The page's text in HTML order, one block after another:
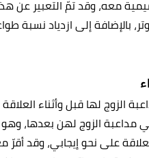
معه، وقد تمّ التعبير عن هذه
بالإضافة إلى ازدياد نسبة
لها قبل وأثناء
مداعبة الزوج لهن بعدها،
على نحو إيجابي، وقد